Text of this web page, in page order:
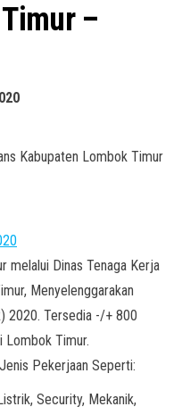
–
Kabupaten Lombok Timur
melalui Dinas Tenaga Kerja
Menyelenggarakan
2020. Tersedia -/+ 800
Lombok Timur.
Pekerjaan Seperti:
Security, Mekanik,